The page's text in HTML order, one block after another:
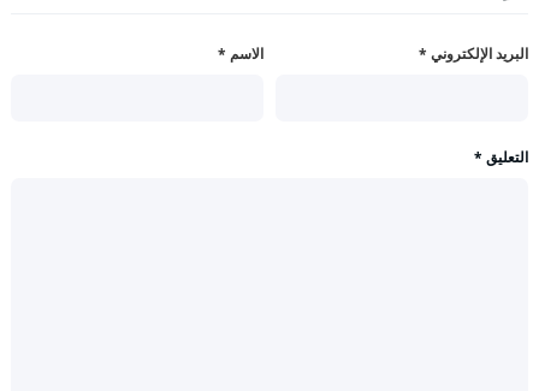
الاسم * البريد الإلكتروني *
التعليق *